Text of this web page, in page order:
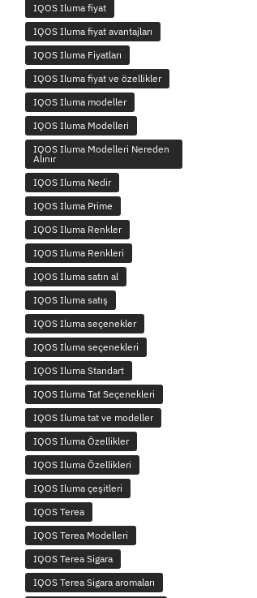
IQOS Iluma fiyat
IQOS Iluma fiyat avantajları
IQOS Iluma Fiyatları
IQOS Iluma fiyat ve özellikler
IQOS Iluma modeller
IQOS Iluma Modelleri
IQOS Iluma Modelleri Nereden
Alınır
IQOS Iluma Nedir
IQOS Iluma Prime
IQOS Iluma Renkler
IQOS Iluma Renkleri
IQOS Iluma satın al
IQOS Iluma satış
IQOS Iluma seçenekler
IQOS Iluma seçenekleri
IQOS Iluma Standart
IQOS Iluma Tat Seçenekleri
IQOS Iluma tat ve modeller
IQOS Iluma Özellikler
IQOS Iluma Özellikleri
IQOS Iluma çeşitleri
IQOS Terea
IQOS Terea Modelleri
IQOS Terea Sigara
IQOS Terea Sigara aromaları